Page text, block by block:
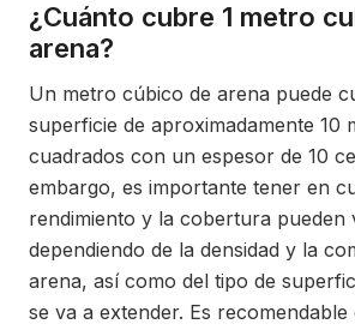
¿Cuánto cubre 1 metro
arena?
Un metro cúbico de arena puede
superficie de aproximadamente 10
cuadrados con un espesor de 10
embargo, es importante tener en
rendimiento y la cobertura pueden
dependiendo de la densidad y la
arena, así como del tipo de
se va a extender. Es